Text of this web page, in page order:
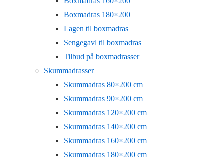
Boxmadras 180×200
Lagen til boxmadras
Sengegavl til boxmadras
Tilbud på boxmadrasser
Skummadrasser
Skummadras 80×200 cm
Skummadras 90×200 cm
Skummadras 120×200 cm
Skummadras 140×200 cm
Skummadras 160×200 cm
Skummadras 180×200 cm